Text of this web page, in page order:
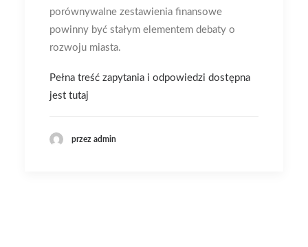
porównywalne zestawienia finansowe
powinny być stałym elementem debaty o
rozwoju miasta.
Pełna treść zapytania i odpowiedzi dostępna
jest tutaj
przez admin